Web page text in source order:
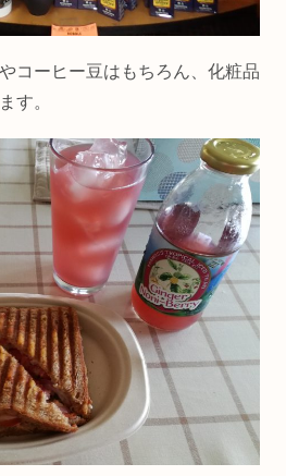
コーヒー豆はもちろん、化粧品
す。